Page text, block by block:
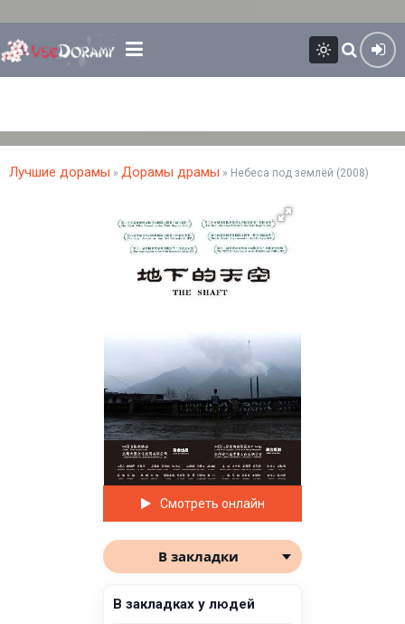
Лучшие дорамы » Дорамы драмы » Небеса под землёй (2008)
Смотреть онлайн
В закладки
В закладках у людей